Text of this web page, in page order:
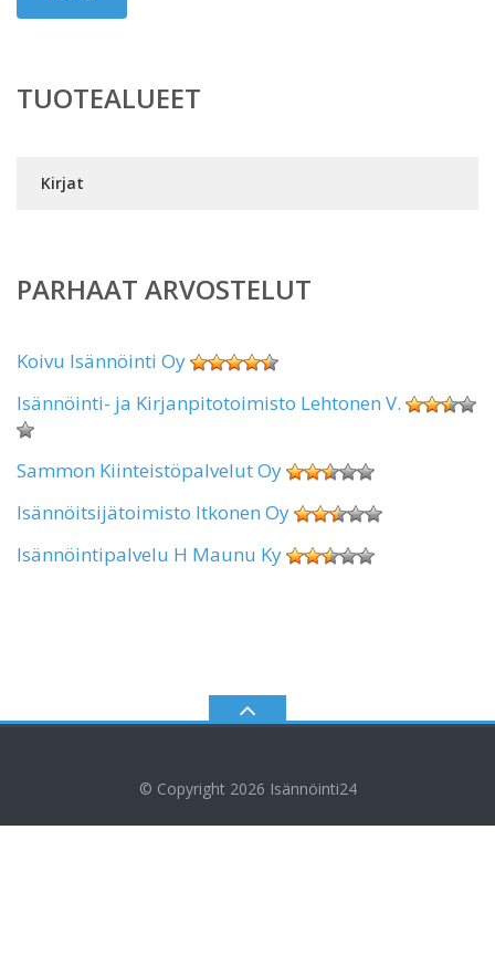
TUOTEALUEET
Kirjat
PARHAAT ARVOSTELUT
Koivu Isännöinti Oy
Isännöinti- ja Kirjanpitotoimisto Lehtonen V.
Sammon Kiinteistöpalvelut Oy
Isännöitsijätoimisto Itkonen Oy
Isännöintipalvelu H Maunu Ky
© Copyright 2026 Isännöinti24